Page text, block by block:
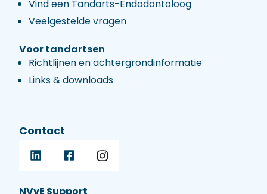
Vind een Tandarts-Endodontoloog
Veelgestelde vragen
Voor tandartsen
Richtlijnen en achtergrondinformatie
Links & downloads
Contact